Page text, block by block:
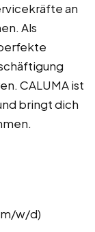
an
Als
CALUMA ist
bringt dich
w/d)